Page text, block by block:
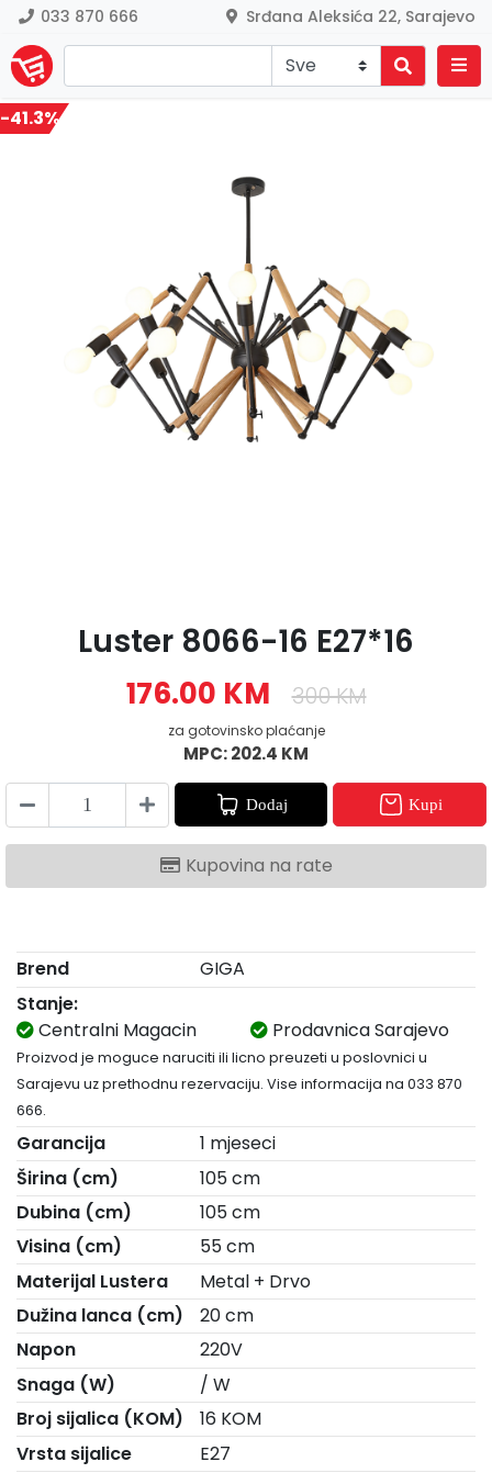
033 870 666 Srđana Aleksića 22, Sarajevo
-41.3%
Previous
Luster 8066-16 E27*16
176.00 KM 300 KM
za gotovinsko plaćanje
MPC: 202.4 KM
Dodaj Kupi
Kupovina na rate
Brend
GIGA
Stanje:
Centralni Magacin
Prodavnica Sarajevo
Proizvod je moguce naruciti ili licno preuzeti u poslovnici u
Sarajevu uz prethodnu rezervaciju. Vise informacija na 033 870
666.
Garancija
1 mjeseci
Širina (cm)
105 cm
Dubina (cm)
105 cm
Visina (cm)
55 cm
Materijal Lustera
Metal + Drvo
Dužina lanca (cm)
20 cm
Napon
220V
Snaga (W)
/ W
Broj sijalica (KOM)
16 KOM
Vrsta sijalice
E27